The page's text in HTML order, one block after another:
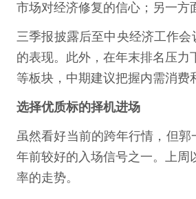
市场对经济修复的信心；另一方
三季报披露后至中央经济工作
的表现。此外，在年末排名压
等板块，中期建议把握内需消费
选择优质标的择机进场
虽然看好当前的跨年行情，但
年前较好的入场信号之一。上周
率的走势。